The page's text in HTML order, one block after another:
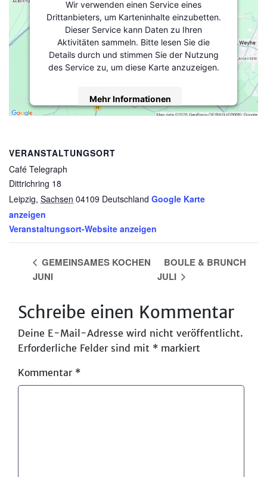
VERANSTALTUNGSORT
Café Telegraph
Dittrichring 18
Leipzig, Sachsen 04109 Deutschland Google Karte
anzeigen
Veranstaltungsort-Website anzeigen
Wir verwenden einen Service eines
Drittanbieters, um Karteninhalte einzubetten.
Dieser Service kann Daten zu Ihren
Aktivitäten sammeln. Bitte lesen Sie die
Details durch und stimmen Sie der Nutzung
des Service zu, um diese Karte anzuzeigen.
Mehr Informationen
powered byUsercentrics Consent
Management Platform
GEMEINSAMES KOCHEN
JUNI
BOULE & BRUNCH
JULI
Schreibe einen Kommentar
Deine E-Mail-Adresse wird nicht veröffentlicht.
Erforderliche Felder sind mit * markiert
Kommentar *